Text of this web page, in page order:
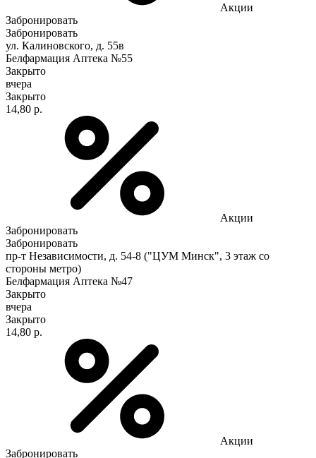
Акции
Забронировать
Забронировать
ул. Калиновского, д. 55в
Белфармация Аптека №55
Закрыто
вчера
Закрыто
14,80 р.
Акции
Забронировать
Забронировать
пр-т Независимости, д. 54-8 ("ЦУМ Минск", 3 этаж со
стороны метро)
Белфармация Аптека №47
Закрыто
вчера
Закрыто
14,80 р.
Акции
Забронировать